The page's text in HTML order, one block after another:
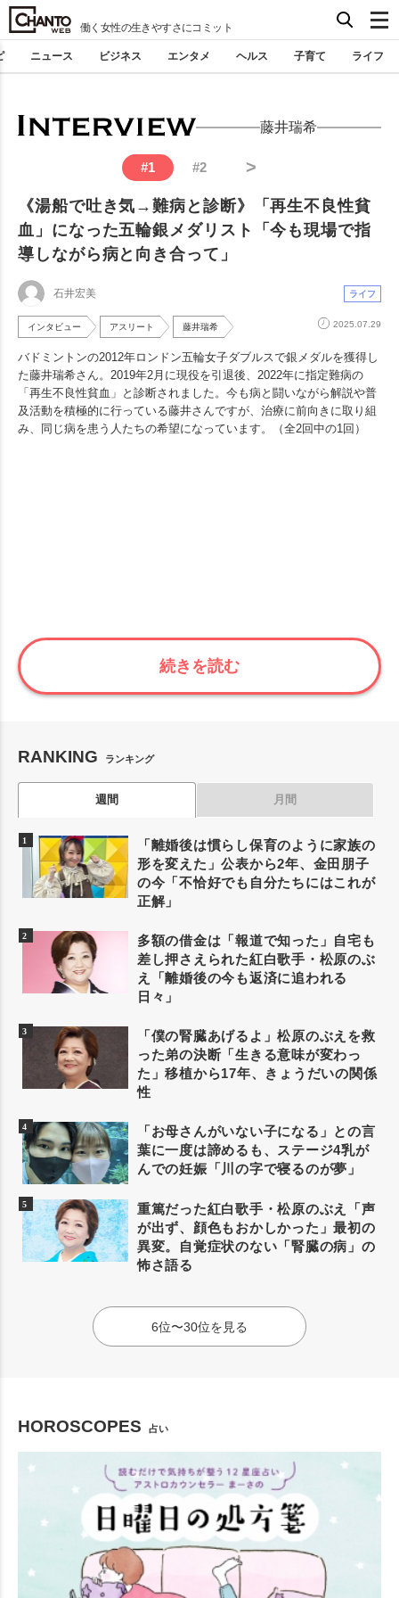
働く女性の生きやすさにコミット
ニュース ビジネス エンタメ ヘルス 子育て ライフ
藤井瑞希
#1 #2 >
《湯船で吐き気→難病と診断》「再生不良性貧
血」になった五輪銀メダリスト「今も現場で指
導しながら病と向き合って」
石井宏美 ライフ
インタビュー アスリート 藤井瑞希 2025.07.29
バドミントンの2012年ロンドン五輪女子ダブルスで銀メダルを獲得し
た藤井瑞希さん。2019年2月に現役を引退後、2022年に指定難病の
「再生不良性貧血」と診断されました。今も病と闘いながら解説や普
及活動を積極的に行っている藤井さんですが、治療に前向きに取り組
み、同じ病を患う人たちの希望になっています。（全2回中の1回）
続きを読む
RANKING ランキング
週間 月間
「離婚後は慣らし保育のように家族の
形を変えた」公表から2年、金田朋子
の今「不恰好でも自分たちにはこれが
正解」
多額の借金は「報道で知った」自宅も
差し押さえられた紅白歌手・松原のぶ
え「離婚後の今も返済に追われる
日々」
「僕の腎臓あげるよ」松原のぶえを救
った弟の決断「生きる意味が変わっ
た」移植から17年、きょうだいの関係
性
「お母さんがいない子になる」との言
葉に一度は諦めるも、ステージ4乳が
んでの妊娠「川の字で寝るのが夢」
重篤だった紅白歌手・松原のぶえ「声
が出ず、顔色もおかしかった」最初の
異変。自覚症状のない「腎臓の病」の
怖さ語る
6位〜30位を見る
HOROSCOPES 占い